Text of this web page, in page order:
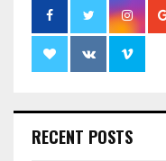
RECENT POSTS